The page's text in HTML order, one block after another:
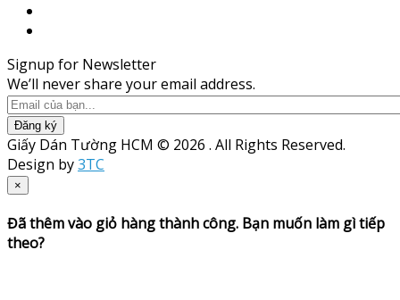
Signup for Newsletter
We’ll never share your email address.
Đăng ký
Giấy Dán Tường HCM © 2026 . All Rights Reserved.
Design by3TC
×
Đã thêm vào giỏ hàng thành công. Bạn muốn làm gì tiếp
theo?